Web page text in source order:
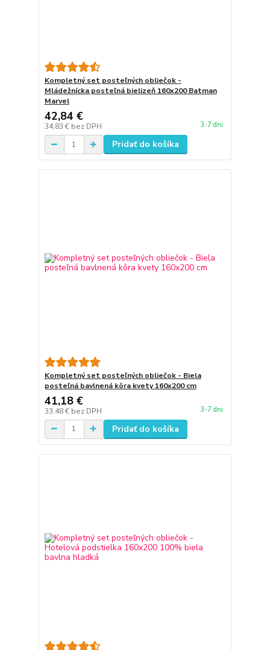
Kompletný set posteľných obliečok -
Mládežnícka posteľná bielizeň 160x200 Batman
Marvel
42,84 €
34,83 € bez DPH 3-7 dni
Pridať do košíka
Kompletný set posteľných obliečok - Biela
posteľná bavlnená kôra kvety 160x200 cm
41,18 €
33,48 € bez DPH 3-7 dni
Pridať do košíka